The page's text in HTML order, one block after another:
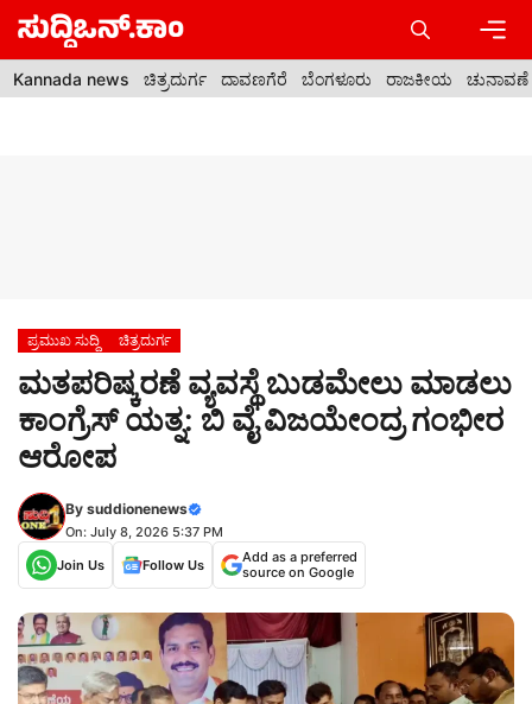
Skip
content
Kannada news ಚಿತ್ರದುರ್ಗ ದಾವಣಗೆರೆ ಬೆಂಗಳೂರು ರಾಜಕೀಯ ಚುನಾವಣೆ
ಪ್ರಮುಖ ಸುದ್ದಿ ಚಿತ್ರದುರ್ಗ
ಮತಪರಿಷ್ಕರಣೆ ವ್ಯವಸ್ಥೆ ಬುಡಮೇಲು ಮಾಡಲು
ಕಾಂಗ್ರೆಸ್ ಯತ್ನ: ಬಿ ವೈ ವಿಜಯೇಂದ್ರ ಗಂಭೀರ
ಆರೋಪ
By suddionenews
On: July 8, 2026 5:37 PM
Join Us
Follow Us
Add as a preferred
source on Google